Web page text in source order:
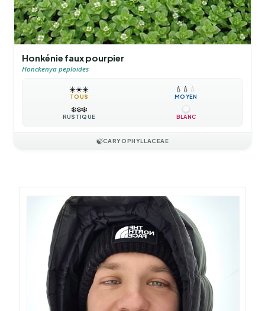
Honkénie faux pourpier
Honckenya peploides
☀️☀️☀️
TOUS
💧 💧 💧
MOYEN
❄️❄️❄️
RUSTIQUE BLANC
🍃CARYOPHYLLACEAE